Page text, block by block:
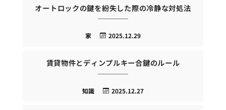
オートロックの鍵を紛失した際の冷静な対処法
2025.12.29
家
賃貸物件とディンプルキー合鍵のルール
2025.12.27
知識